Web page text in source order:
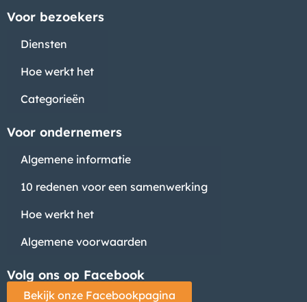
Voor bezoekers
Diensten
Hoe werkt het
Categorieën
Voor ondernemers
Algemene informatie
10 redenen voor een samenwerking
Hoe werkt het
Algemene voorwaarden
Volg ons op Facebook
Bekijk onze Facebookpagina